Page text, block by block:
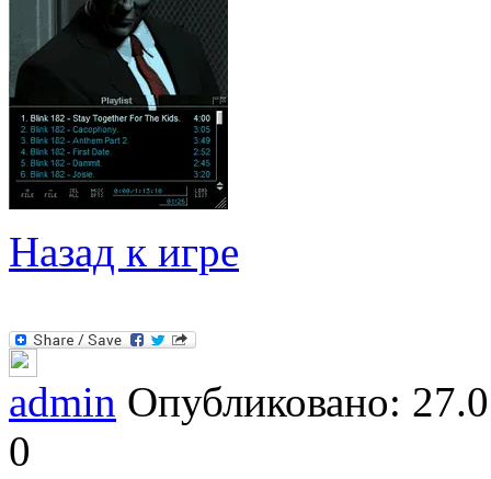
Назад к игре
admin Опубликовано:
0